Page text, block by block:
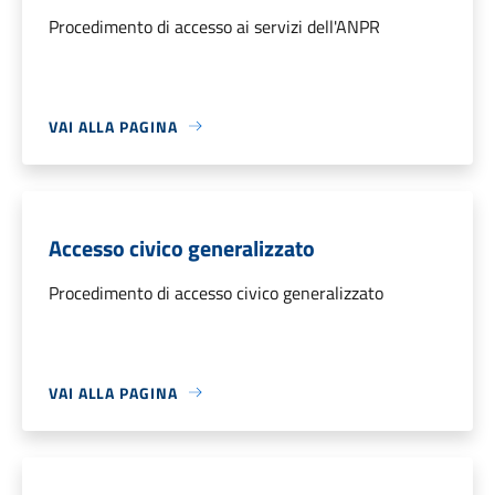
Procedimento di accesso ai servizi dell'ANPR
VAI ALLA PAGINA
Accesso civico generalizzato
Procedimento di accesso civico generalizzato
VAI ALLA PAGINA